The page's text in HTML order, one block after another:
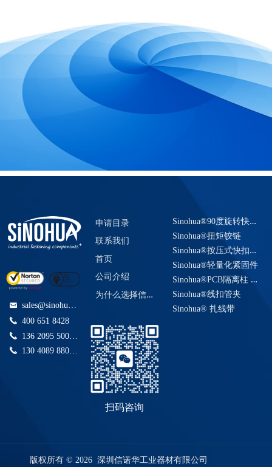
S
inohua®90度旋转快速紧固系统
Sinohua®扭矩铰链
S
inohua®按压式快扣插销
Sinohua®轻量化紧固件
S
inohua®PCB隔离柱 电路板间隔柱
Sinohua®线扣管夹
Sinohua® 扎线带
扫码咨询
申请目录
联系我们
首页
公司介绍
为
什么选择信诺华工业？
낂 sales@sinohua.com.cn
끅 400 651 8428
끅 136 2095 5006(快捷咨询)
끅 130 4089 8808(快捷咨询)
版权所有 © 2026 深圳信诺华工业器材有限公司